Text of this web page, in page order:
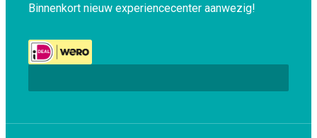
Binnenkort nieuw experiencecenter aanwezig!